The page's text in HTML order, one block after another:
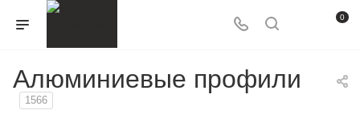
0
Алюминиевые профили
1566